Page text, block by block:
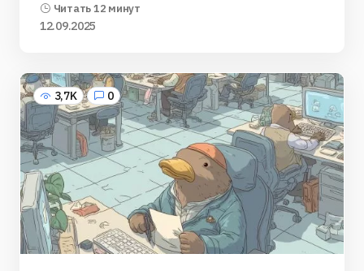
Читать 12 минут
12.09.2025
3,7K 0